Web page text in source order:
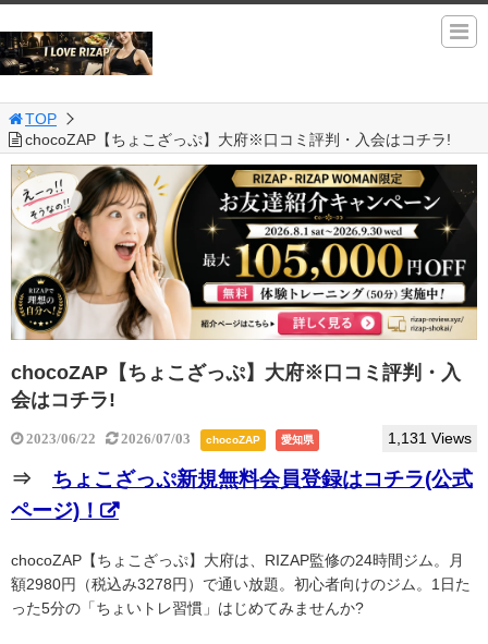
TOP
chocoZAP【ちょこざっぷ】大府※口コミ評判・入会はコチラ!
chocoZAP【ちょこざっぷ】大府※口コミ評判・入
会はコチラ!
2023/06/22 2026/07/03 chocoZAP 愛知県 1,131 Views
⇒ ちょこざっぷ新規無料会員登録はコチラ(公式
ページ)！
chocoZAP【ちょこざっぷ】大府は、RIZAP監修の24時間ジム。月
額2980円（税込み3278円）で通い放題。初心者向けのジム。1日た
った5分の「ちょいトレ習慣」はじめてみませんか?